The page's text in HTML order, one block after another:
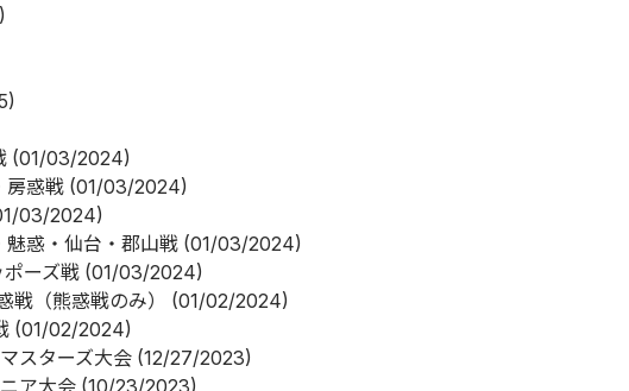
(01/03/2024)
房惑戦 (01/03/2024)
03/2024)
惑・仙台・郡山戦 (01/03/2024)
ーズ戦 (01/03/2024)
戦（熊惑戦のみ） (01/02/2024)
(01/02/2024)
スターズ大会 (12/27/2023)
ア大会 (10/23/2023)